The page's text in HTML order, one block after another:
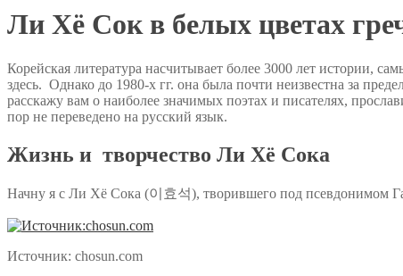
Ли Хё Сок в белых цветах
Корейская литература насчитывает более 3000 лет истории,
здесь. Однако до 1980-х гг. она была почти неизвестна за
расскажу вам о наиболее значимых поэтах и писателях,
пор не переведено на русский язык.
Жизнь и творчество Ли Хё Сока
Начну я с Ли Хё Сока (이효석), творившего под псевдонимом
Источник: chosun.com